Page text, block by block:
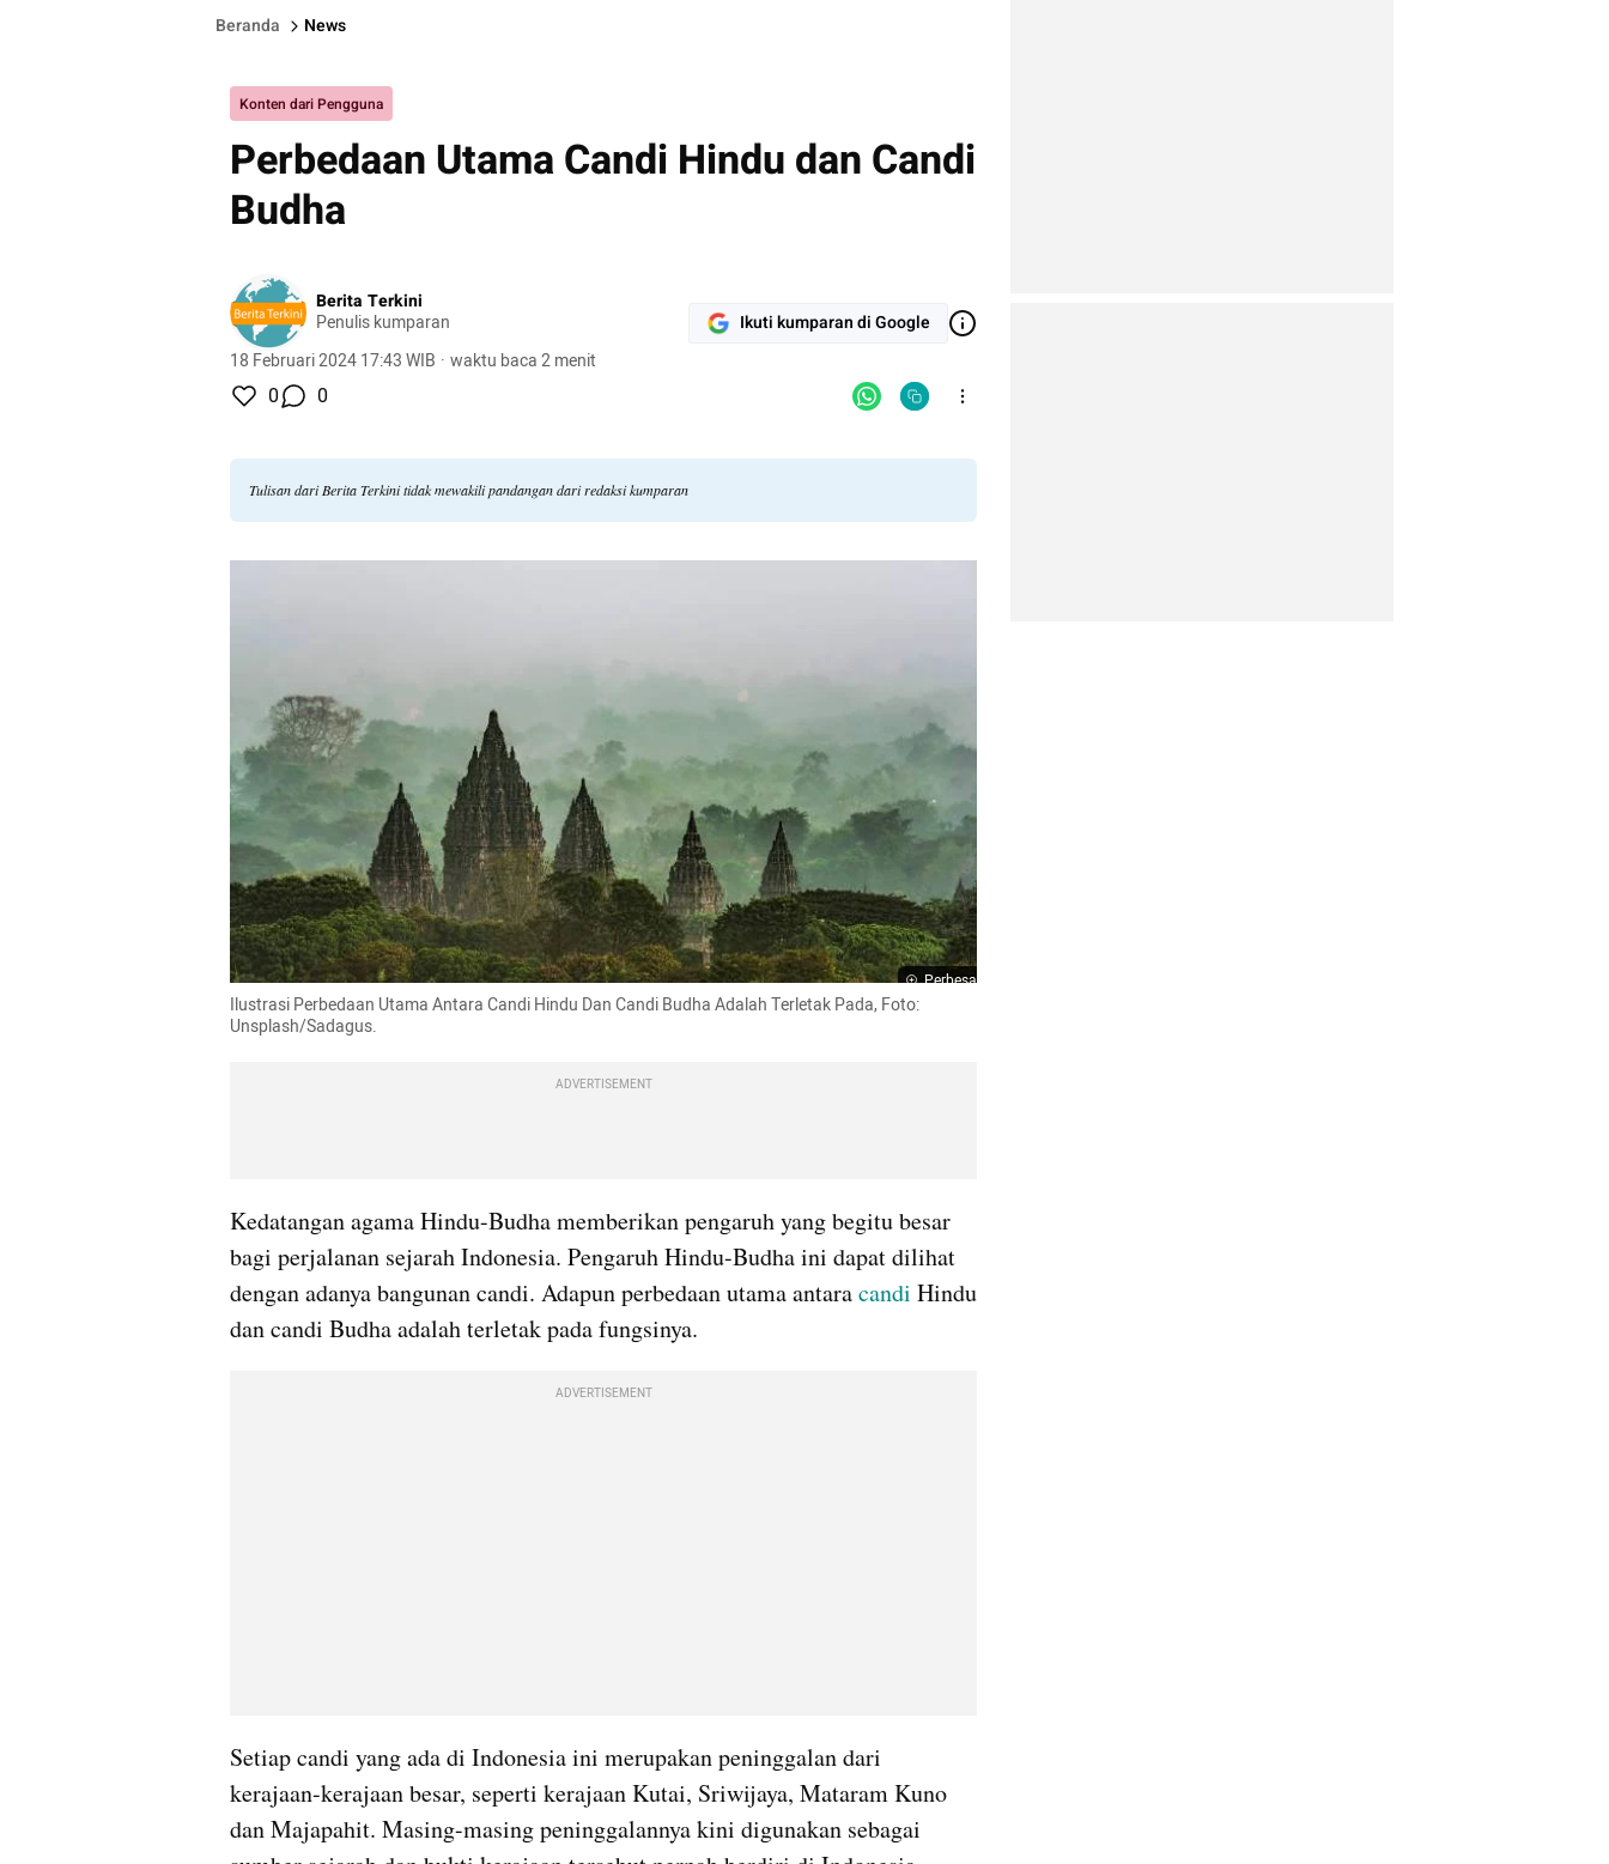
Beranda News
Konten dari Pengguna
Perbedaan Utama Candi Hindu dan Candi
Budha
Berita Terkini
Penulis kumparan
18 Februari 2024 17:43 WIB · waktu baca 2 menit
Ikuti kumparan di Google
0 0
Tulisan dari Berita Terkini tidak mewakili pandangan dari redaksi kumparan
Perbesar
Ilustrasi Perbedaan Utama Antara Candi Hindu Dan Candi Budha Adalah Terletak Pada, Foto:
Unsplash/Sadagus.
ADVERTISEMENT
Kedatangan agama Hindu-Budha memberikan pengaruh yang begitu besar
bagi perjalanan sejarah Indonesia. Pengaruh Hindu-Budha ini dapat dilihat
dengan adanya bangunan candi. Adapun perbedaan utama antara candi Hindu
dan candi Budha adalah terletak pada fungsinya.
ADVERTISEMENT
Setiap candi yang ada di Indonesia ini merupakan peninggalan dari
kerajaan-kerajaan besar, seperti kerajaan Kutai, Sriwijaya, Mataram Kuno
dan Majapahit. Masing-masing peninggalannya kini digunakan sebagai